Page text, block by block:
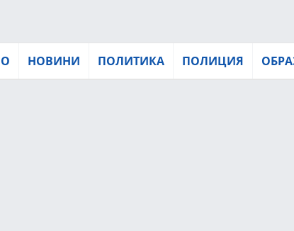
НОВИНИ ПОЛИТИКА ПОЛИЦИЯ